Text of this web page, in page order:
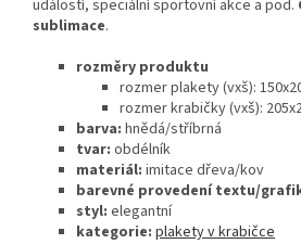
událostí, speciální sportovní akce a pod.
sublimace.
rozměry produktu
rozmer plakety (vxš):
rozmer krabičky (vxš):
barva: hnědá/stříbrná
tvar: obdélník
materiál: imitace dřeva/kov
barevné provedení textu/
styl: elegantní
kategorie: plakety v krabičce